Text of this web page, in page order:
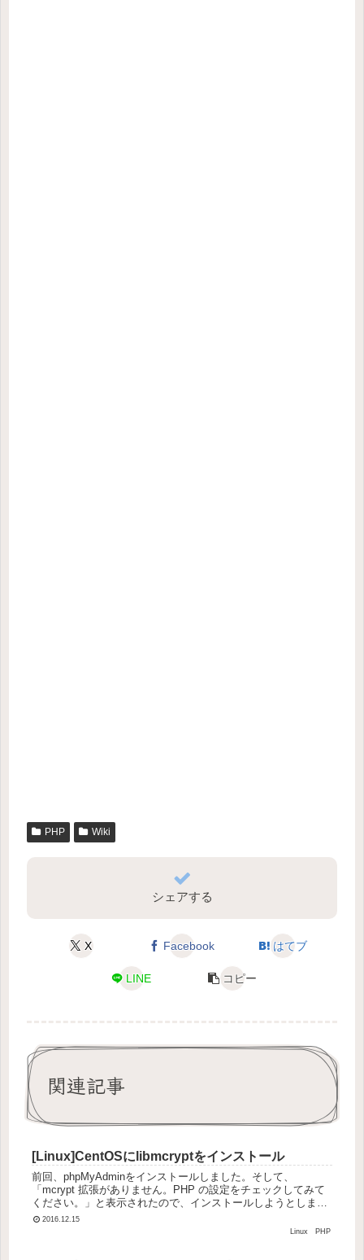
PHP Wiki
シェアする
X Facebook はてブ
LINE コピー
関連記事
[Linux]CentOSにlibmcryptをインストール
前回、phpMyAdminをインストールしました。そして、
「mcrypt 拡張がありません。PHP の設定をチェックしてみて
ください。」と表示されたので、インストールしようとしまし
た。phpMyAdmin上にリンクはあったものの、ubunt...
2016.12.15
Linux
PHP